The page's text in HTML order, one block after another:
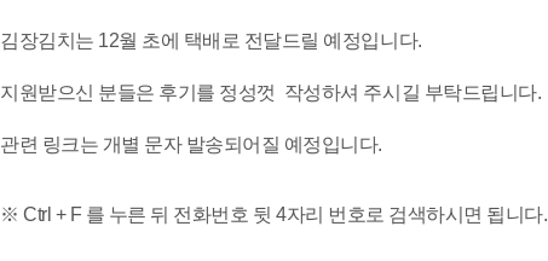
김장김치는 12월 초에 택배로 전달드릴 예정입니다.
지원받으신 분들은 후기를 정성껏 작성하셔 주시길 부탁드립니다.
관련 링크는 개별 문자 발송되어질 예정입니다.
※ Ctrl + F 를 누른 뒤 전화번호 뒷 4자리 번호로 검색하시면 됩니다.